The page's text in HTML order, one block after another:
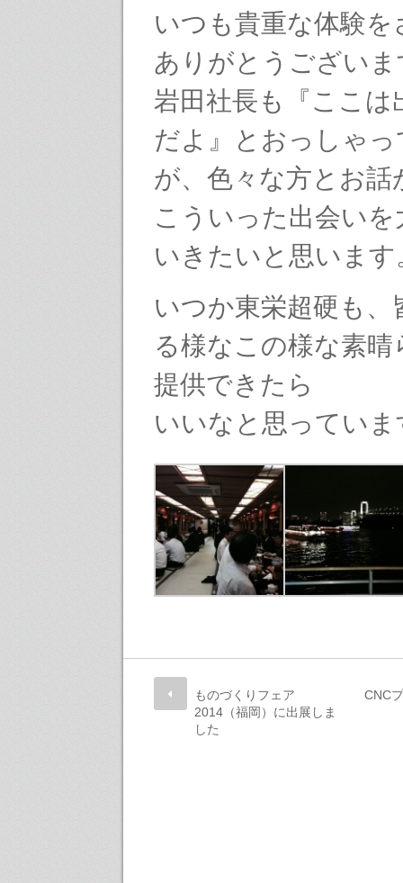
いつも貴重な体験を
ありがとうございま
岩田社長も『ここは
だよ』とおっしゃ
が、色々な方とお話
こういった出会い
いきたいと思います
いつか東栄超硬も、
る様なこの様な素
提供できたら
いいなと思っていま
ものづくりフェア
2014（福岡）に出展しま
した
CNC